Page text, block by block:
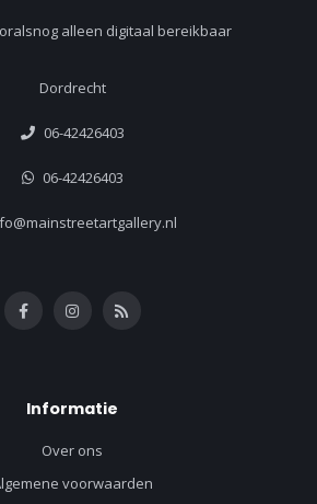
alleen digitaal bereikbaar
Dordrecht
06-42426403
06-42426403
Informatie
Over ons
voorwaarden